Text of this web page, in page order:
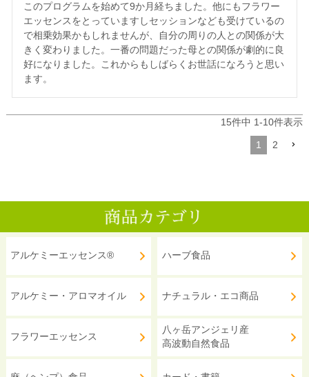
このプログラムを始めて9か月経ちました。他にもフラワー
エッセンスをとっていますしセッションなども受けているの
で相乗効果かもしれませんが、自分の周りの人との関係が大
きく変わりました。一番の問題だった母との関係が劇的に良
好になりました。これからもしばらくお世話になろうと思い
ます。
15件中 1-10件表示
1 2
アルケミーエッセンス®
アルケミー・アロマオイル
フラワーエッセンス
ハーブ食品
ナチュラル・エコ商品
八ヶ岳アンジェリ産
高波動自然食品